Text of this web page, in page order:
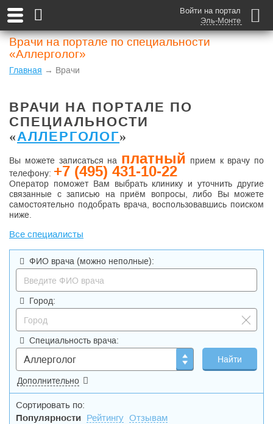
Войти на портал
Эль-Монте
Врачи на портале по специальности
«Аллерголог»
Главная → Врачи
ВРАЧИ НА ПОРТАЛЕ ПО
СПЕЦИАЛЬНОСТИ
«АЛЛЕРГОЛОГ»
Вы можете записаться на платный прием к врачу по
телефону: +7 (495) 431-10-22
Оператор поможет Вам выбрать клинику и уточнить другие
связанные с записью на приём вопросы, либо Вы можете
самостоятельно подобрать врача, воспользовавшись поиском
ниже.
Все специалисты
ФИО врача (можно неполные):
Город:
Специальность врача:
Аллерголог
Дополнительно
Сортировать по:
Популярности Рейтингу Отзывам